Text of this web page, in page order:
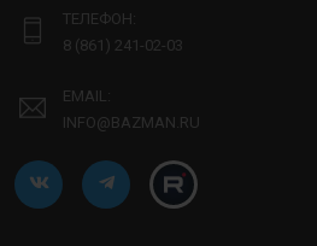
ТЕЛЕФОН:
8 (861) 241-02-03
EMAIL:
INFO@BAZMAN.RU